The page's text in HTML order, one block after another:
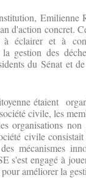
d'action concret.
éclairer et à
gestion des
du Sénat et
étaient
civile, les
organisations
civile
mécanismes
s'est engagé à
améliorer la